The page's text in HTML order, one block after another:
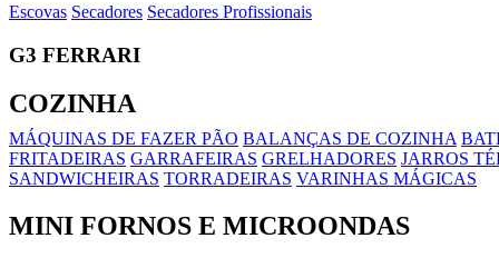
Escovas Secadores Secadores Profissionais
G3 FERRARI
COZINHA
MÁQUINAS DE FAZER PÃO BALANÇAS DE COZINHA
FRITADEIRAS GARRAFEIRAS GRELHADORES JARROS
SANDWICHEIRAS TORRADEIRAS VARINHAS MÁGICAS
MINI FORNOS E MICROONDAS